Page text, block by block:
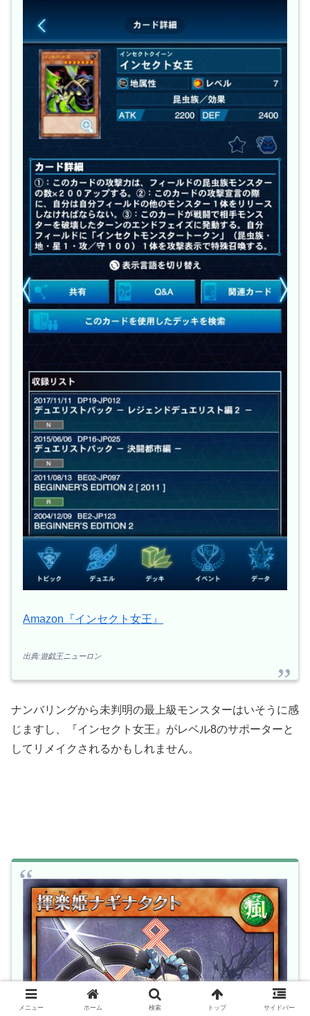
Amazon『インセクト女王』
出典:遊戯王ニューロン
ナンバリングから未判明の最上級モンスターはいそうに感
じますし、『インセクト女王』がレベル8のサポーターと
してリメイクされるかもしれません。
メニュー ホーム 検索 トップ サイドバー